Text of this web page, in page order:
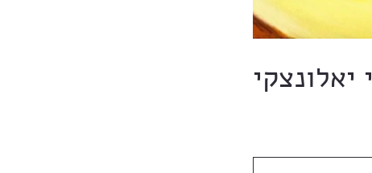
יאלונצקי